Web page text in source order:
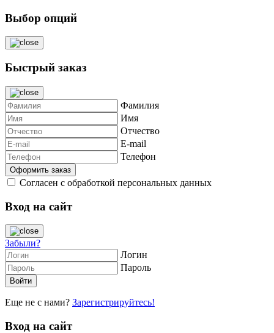
Выбор опций
Быстрый заказ
Фамилия
Имя
Отчество
E-mail
Телефон
Согласен с обработкой персональных данных
Вход на сайт
Забыли?
Логин
Пароль
Еще не с нами? Зарегистрируйтесь!
Вход на сайт